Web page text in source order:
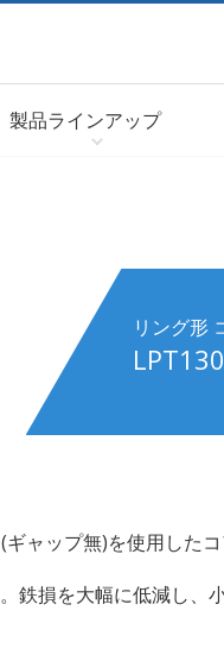
製品ラインアップ
リング形
ャップ無)を使用したコ
鉄損を大幅に低減し、